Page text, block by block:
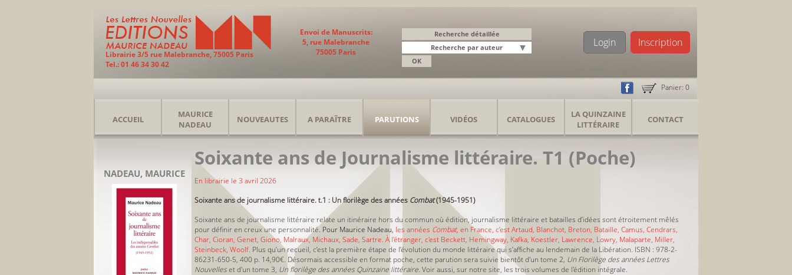
Librairie 3/5 rue Malebranche, 75005 Paris
Tel.: 01 46 34 30 42
Envoi de Manuscrits:
5, rue Malebranche
75005 Paris
Login Inscription
Panier: 0
ACCUEIL
MAURICE
NADEAU
NOUVEAUTES A PARAÎTRE PARUTIONS VIDÉOS CATALOGUES
LA QUINZAINE
LITTÉRAIRE
CONTACT
NADEAU, MAURICE
Soixante ans de Journalisme littéraire. T1 (Poche)
En librairie le 3 avril 2026
Soixante ans de journalisme littéraire. t.1 : Un florilège des années Combat(1945-1951)
Soixante ans de journalisme littéraire relate un itinéraire hors du commun où édition, journalisme littéraire et batailles d’idées sont étroitement mêlés
pour définir en creux une personnalité. Pour Maurice Nadeau, les années Combat, en France, c’est Artaud, Blanchot, Breton, Bataille, Camus, Cendrars,
Char, Cioran, Genet, Giono, Malraux, Michaux, Sade, Sartre. À l'étranger, c'est Beckett, Hemingway, Kafka, Koestler, Lawrence, Lowry, Malaparte, Miller,
Steinbeck, Woolf. Plus qu’un recueil, c’est la première étape de l’évolution du monde littéraire qui s’affiche au lendemain de la Libération. ISBN : 978-2-
86231-650-5, 400 p. 14,90€. Désormais accessible en format poche, cette parution sera suivie bientôt d'un tome 2, Un Florilège des années Lettres
Nouvelleset d'un tome 3, Un florilège des années Quinzaine littéraire. Voir aussi, sur notre site, les trois volumes de l'édition intégrale.